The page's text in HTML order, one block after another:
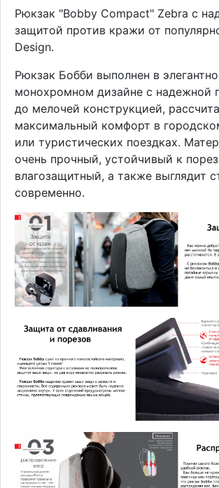
Рюкзак "Bobby Compact" Zebra с
защитой против кражи от
Design.
Рюкзак Бобби выполнен в
монохромном дизайне с надежной
до мелочей конструкцией,
максимальный комфорт в
или туристических поездках.
очень прочный, устойчивый к
влагозащитный, а также выглядит
современно.